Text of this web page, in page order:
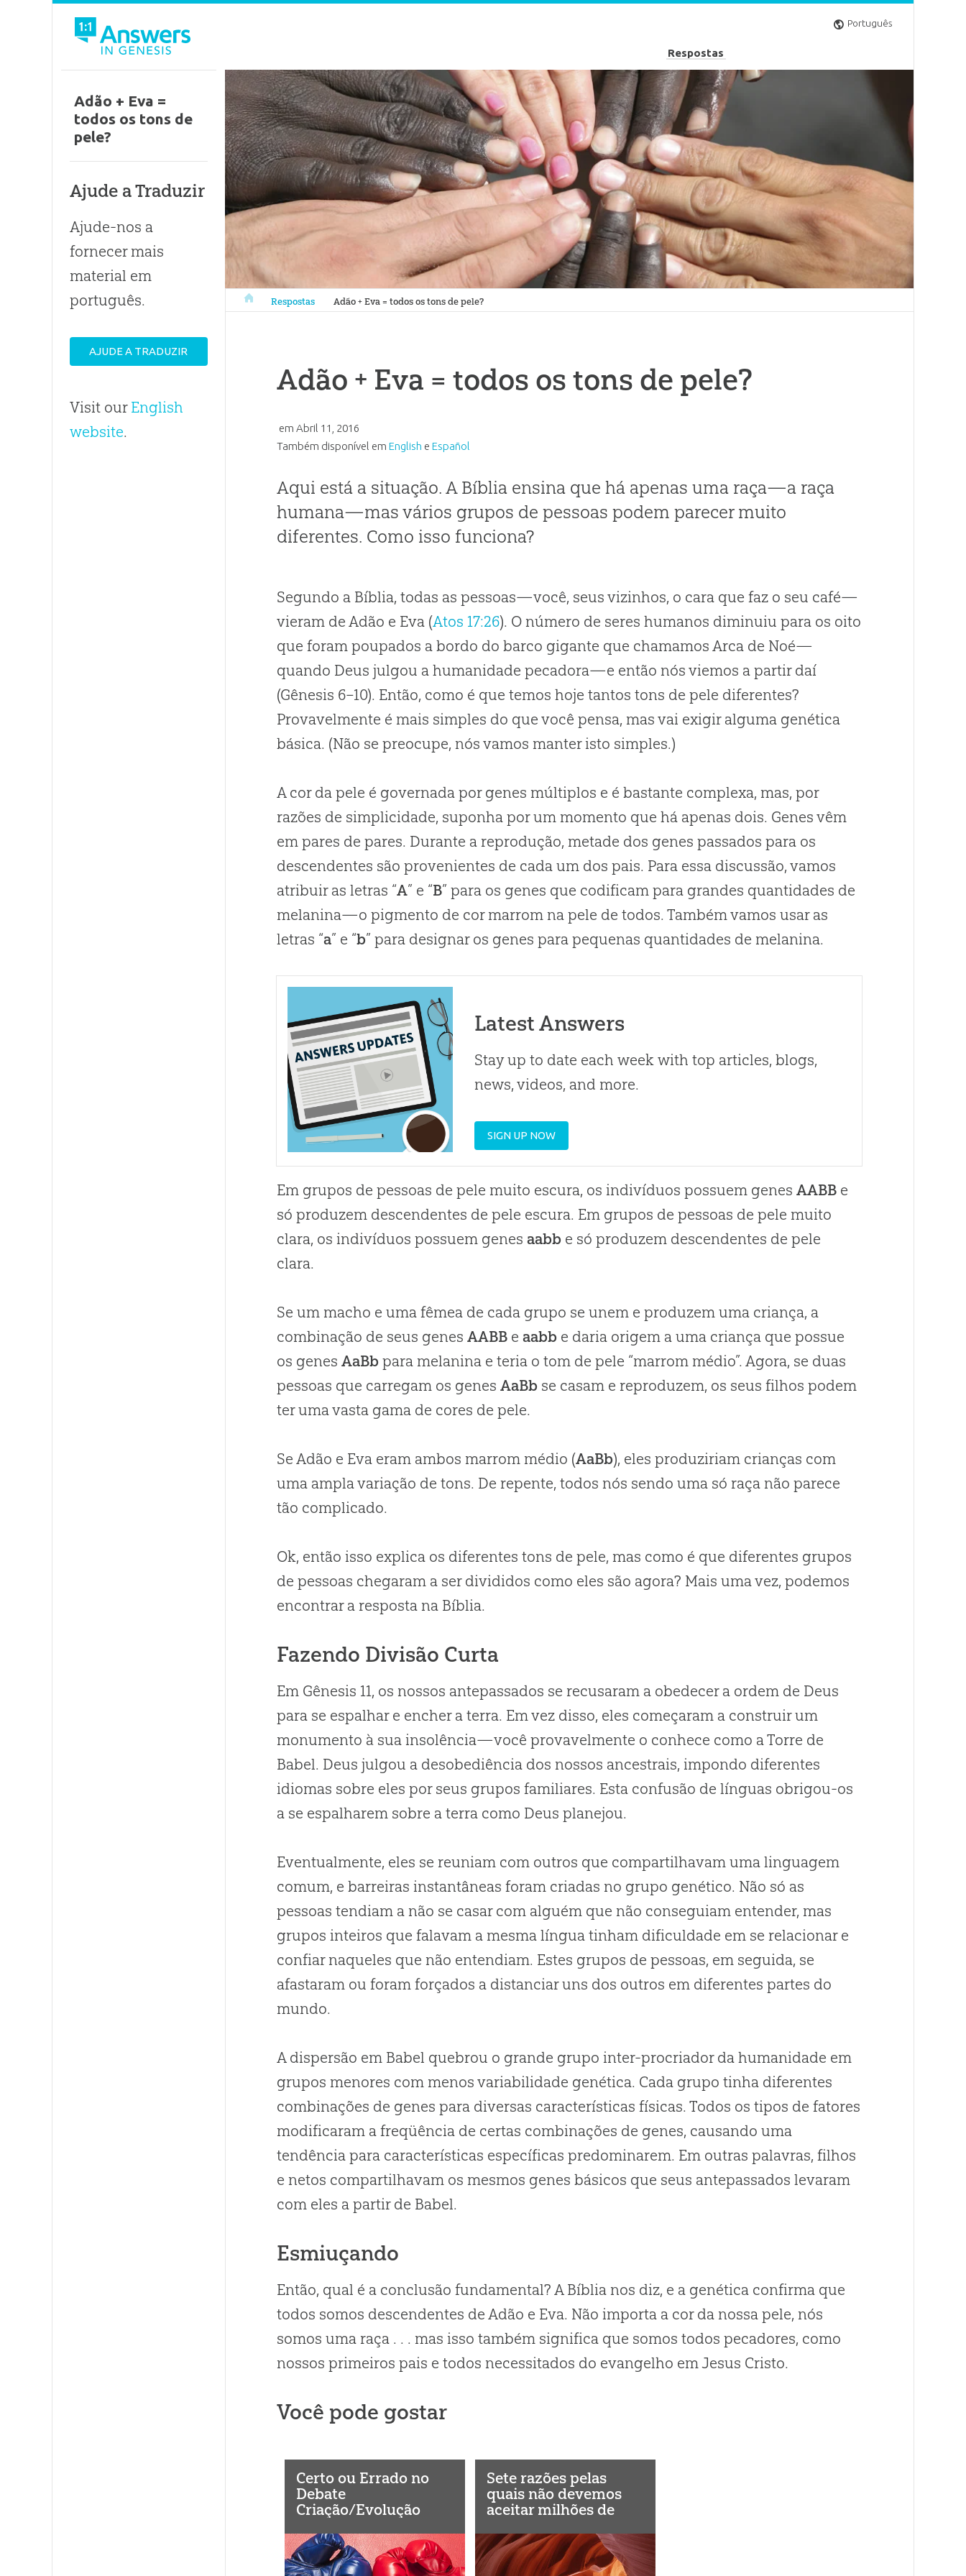
Português
Respostas
Respostas em Gênesis
Respostas Adão + Eva = todos os tons de pele?
Adão + Eva = todos os tons de pele?
emAbril 11, 2016
Também disponível emEnglish eEspañol
Aqui está a situação. A Bíblia ensina que há apenas uma raça—a raça
humana—mas vários grupos de pessoas podem parecer muito
diferentes. Como isso funciona?
Segundo a Bíblia, todas as pessoas—você, seus vizinhos, o cara que faz o seu café—
vieram de Adão e Eva (Atos 17:26). O número de seres humanos diminuiu para os oito
que foram poupados a bordo do barco gigante que chamamos Arca de Noé—
quando Deus julgou a humanidade pecadora—e então nós viemos a partir daí
(Gênesis 6–10). Então, como é que temos hoje tantos tons de pele diferentes?
Provavelmente é mais simples do que você pensa, mas vai exigir alguma genética
básica. (Não se preocupe, nós vamos manter isto simples.)
A cor da pele é governada por genes múltiplos e é bastante complexa, mas, por
razões de simplicidade, suponha por um momento que há apenas dois. Genes vêm
em pares de pares. Durante a reprodução, metade dos genes passados para os
descendentes são provenientes de cada um dos pais. Para essa discussão, vamos
atribuir as letras “A” e “B” para os genes que codificam para grandes quantidades de
melanina—o pigmento de cor marrom na pele de todos. Também vamos usar as
letras “a” e “b” para designar os genes para pequenas quantidades de melanina.
Latest Answers
Stay up to date each week with top articles, blogs,
news, videos, and more.
SIGN UP NOW
Em grupos de pessoas de pele muito escura, os indivíduos possuem genesAABB e
só produzem descendentes de pele escura. Em grupos de pessoas de pele muito
clara, os indivíduos possuem genesaabb e só produzem descendentes de pele
clara.
Se um macho e uma fêmea de cada grupo se unem e produzem uma criança, a
combinação de seus genesAABB eaabb e daria origem a uma criança que possue
os genesAaBb para melanina e teria o tom de pele “marrom médio”. Agora, se duas
pessoas que carregam os genesAaBb se casam e reproduzem, os seus filhos podem
ter uma vasta gama de cores de pele.
Se Adão e Eva eram ambos marrom médio (AaBb), eles produziriam crianças com
uma ampla variação de tons. De repente, todos nós sendo uma só raça não parece
tão complicado.
Ok, então isso explica os diferentes tons de pele, mas como é que diferentes grupos
de pessoas chegaram a ser divididos como eles são agora? Mais uma vez, podemos
encontrar a resposta na Bíblia.
Fazendo Divisão Curta
Em Gênesis 11, os nossos antepassados se recusaram a obedecer a ordem de Deus
para se espalhar e encher a terra. Em vez disso, eles começaram a construir um
monumento à sua insolência—você provavelmente o conhece como a Torre de
Babel. Deus julgou a desobediência dos nossos ancestrais, impondo diferentes
idiomas sobre eles por seus grupos familiares. Esta confusão de línguas obrigou-os
a se espalharem sobre a terra como Deus planejou.
Eventualmente, eles se reuniam com outros que compartilhavam uma linguagem
comum, e barreiras instantâneas foram criadas no grupo genético. Não só as
pessoas tendiam a não se casar com alguém que não conseguiam entender, mas
grupos inteiros que falavam a mesma língua tinham dificuldade em se relacionar e
confiar naqueles que não entendiam. Estes grupos de pessoas, em seguida, se
afastaram ou foram forçados a distanciar uns dos outros em diferentes partes do
mundo.
A dispersão em Babel quebrou o grande grupo inter-procriador da humanidade em
grupos menores com menos variabilidade genética. Cada grupo tinha diferentes
combinações de genes para diversas características físicas. Todos os tipos de fatores
modificaram a freqüência de certas combinações de genes, causando uma
tendência para características específicas predominarem. Em outras palavras, filhos
e netos compartilhavam os mesmos genes básicos que seus antepassados levaram
com eles a partir de Babel.
Esmiuçando
Então, qual é a conclusão fundamental? A Bíblia nos diz, e a genética confirma que
todos somos descendentes de Adão e Eva. Não importa a cor da nossa pele, nós
somos uma raça . . . mas isso também significa que somos todos pecadores, como
nossos primeiros pais e todos necessitados do evangelho em Jesus Cristo.
Você pode gostar
Certo ou Errado no
Debate
Criação/Evolução
Sete razões pelas
quais não devemos
aceitar milhões de
Adão + Eva =
todos os tons de
pele?
Ajude a Traduzir
Ajude-nos a
fornecer mais
material em
português.
AJUDE A TRADUZIR
Visit our English
website.